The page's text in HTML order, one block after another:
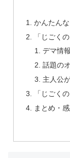
かんたん
「じごく
デマ情
話題の
主人公
「じごく
まとめ・